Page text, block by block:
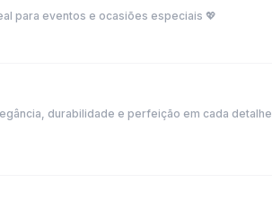
para eventos e ocasiões especiais 💖
durabilidade e perfeição em cada detalhe